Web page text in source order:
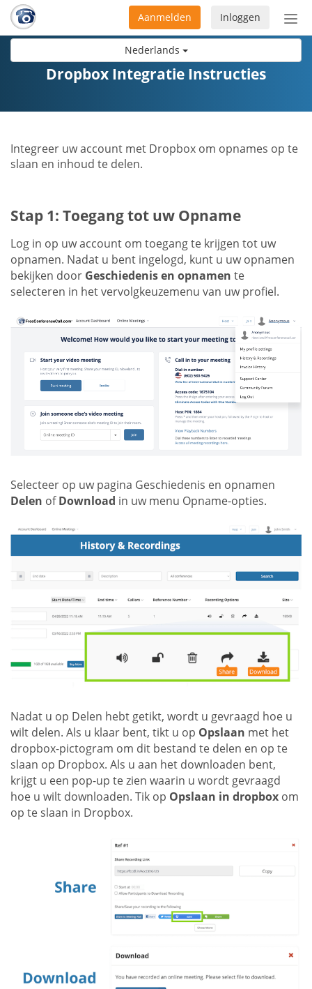
Nederlands
Inloggen
Aanmelden
Dropbox Integratie Instructies
Integreer uw account met Dropbox om opnames op te
slaan en inhoud te delen.
Stap 1: Toegang tot uw Opname
Log in op uw account om toegang te krijgen tot uw
opnamen. Nadat u bent ingelogd, kunt u uw opnamen
bekijken door Geschiedenis en opnamen te
selecteren in het vervolgkeuzemenu van uw profiel.
Selecteer op uw pagina Geschiedenis en opnamen
Delen ofDownload in uw menu Opname-opties.
Nadat u op Delen hebt getikt, wordt u gevraagd hoe u
wilt delen. Als u klaar bent, tikt u op Opslaan met het
dropbox-pictogram om dit bestand te delen en op te
slaan op Dropbox. Als u aan het downloaden bent,
krijgt u een pop-up te zien waarin u wordt gevraagd
hoe u wilt downloaden. Tik op Opslaan in dropbox om
op te slaan in Dropbox.